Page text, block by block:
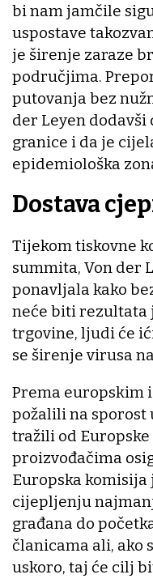
bi nam jamčile
uspostave
je širenje zaraze
područjima.
putovanja bez
der Leyen
granice i da je
epidemiološka
Dostava
Tijekom tiskovne
summita, Von der
ponavljala kako
neće biti rezultata
trgovine, ljudi će
se širenje virusa
Prema europskim
požalili na
tražili od
proizvođačima
Europska
cijepljenju
građana do
članicama ali, ako
uskoro, taj će cilj